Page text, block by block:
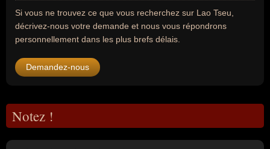
Si vous ne trouvez ce que vous recherchez sur Lao Tseu,
décrivez-nous votre demande et nous vous répondrons
personnellement dans les plus brefs délais.
Demandez-nous
Notez !